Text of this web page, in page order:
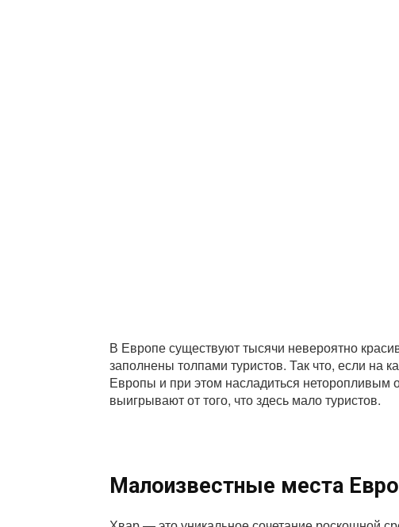
В Европе существуют тысячи невероятно
заполнены толпами туристов. Так что, если
Европы и при этом насладиться неторопливым
выигрывают от того, что здесь мало туристов.
Малоизвестные места